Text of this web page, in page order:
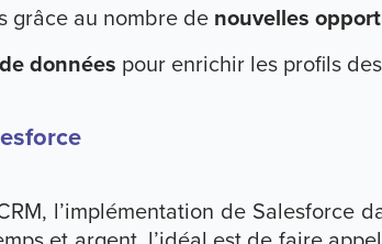
grâce au nombre de nouvelles
données pour enrichir les profils
l’implémentation de Salesforce